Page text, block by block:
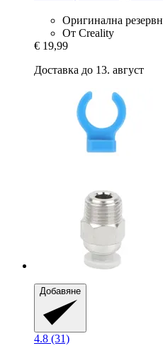
Оригинална
От Creality
€ 19,99
Доставка до 13. август
Добавяне
4.8 (31)